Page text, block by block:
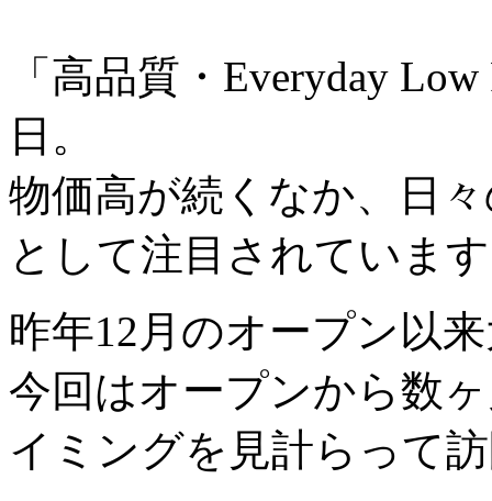
「高品質・Everyday
日。
物価高が続くなか、日
として注目されていま
昨年12月のオープン以
今回はオープンから数
イミングを見計らって